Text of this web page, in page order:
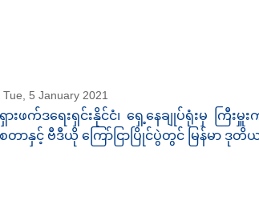
Tue, 5 January 2021
ားဖက်ဒရေးရှင်းနိုင်ငံ၊ ရှေ့နေချုပ်ရုံးမှ ကြီး
တာနှင့် ဗီဒီယို ကြော်ငြာပြိုင်ပွဲတွင် မြန်မာ ဒု